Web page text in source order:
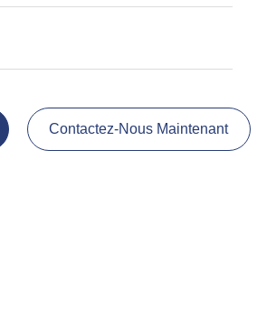
Contactez-Nous Maintenant